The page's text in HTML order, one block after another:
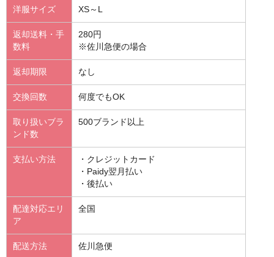
洋服サイズ XS～L
返却送料・手
数料
280円
※佐川急便の場合
返却期限 なし
交換回数 何度でもOK
取り扱いブラ
ンド数
500ブランド以上
支払い方法
・クレジットカード
・Paidy翌月払い
・後払い
配達対応エリ
ア
全国
配送方法 佐川急便